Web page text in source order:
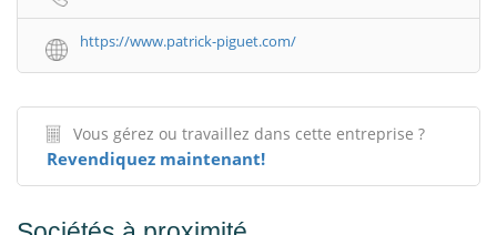
https://www.patrick-piguet.com/
Vous gérez ou travaillez dans cette entreprise ?
Revendiquez maintenant!